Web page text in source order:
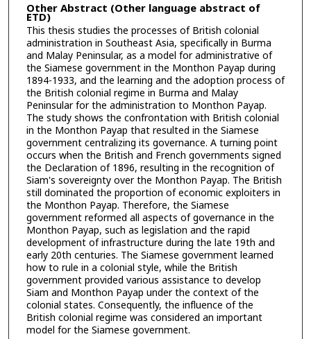
Other Abstract (Other language abstract of
ETD)
This thesis studies the processes of British colonial
administration in Southeast Asia, specifically in Burma
and Malay Peninsular, as a model for administrative of
the Siamese government in the Monthon Payap during
1894-1933, and the learning and the adoption process of
the British colonial regime in Burma and Malay
Peninsular for the administration to Monthon Payap.
The study shows the confrontation with British colonial
in the Monthon Payap that resulted in the Siamese
government centralizing its governance. A turning point
occurs when the British and French governments signed
the Declaration of 1896, resulting in the recognition of
Siam's sovereignty over the Monthon Payap. The British
still dominated the proportion of economic exploiters in
the Monthon Payap. Therefore, the Siamese
government reformed all aspects of governance in the
Monthon Payap, such as legislation and the rapid
development of infrastructure during the late 19th and
early 20th centuries. The Siamese government learned
how to rule in a colonial style, while the British
government provided various assistance to develop
Siam and Monthon Payap under the context of the
colonial states. Consequently, the influence of the
British colonial regime was considered an important
model for the Siamese government.